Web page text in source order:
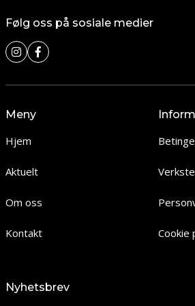
Følg oss på sosiale medier
Meny
Hjem
Aktuelt
Om oss
Kontakt Cookie
Nyhetsbrev